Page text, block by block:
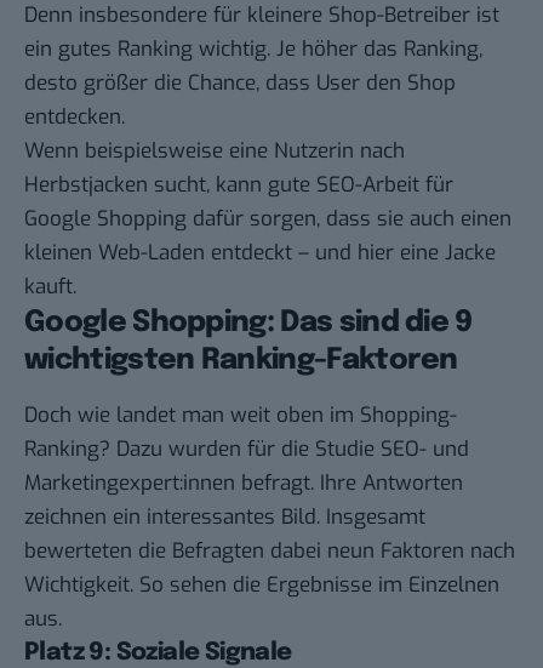
Denn insbesondere für kleinere Shop-Betreiber ist
ein gutes Ranking wichtig. Je höher das Ranking,
desto größer die Chance, dass User den Shop
entdecken.
Wenn beispielsweise eine Nutzerin nach
Herbstjacken sucht, kann gute SEO-Arbeit für
Google Shopping dafür sorgen, dass sie auch einen
kleinen Web-Laden entdeckt – und hier eine Jacke
kauft.
Google Shopping: Das sind die 9
wichtigsten Ranking-Faktoren
Doch wie landet man weit oben im Shopping-
Ranking? Dazu wurden für die Studie SEO- und
Marketingexpert:innen befragt. Ihre Antworten
zeichnen ein interessantes Bild. Insgesamt
bewerteten die Befragten dabei neun Faktoren nach
Wichtigkeit. So sehen die Ergebnisse im Einzelnen
aus.
Platz 9: Soziale Signale